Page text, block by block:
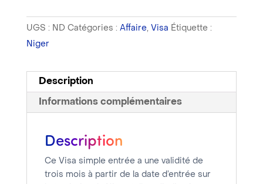
UGS : ND Catégories : Affaire, Visa Étiquette :
Niger
Description
Informations complémentaires
Description
Ce Visa simple entrée a une validité de
trois mois à partir de la date d’entrée sur